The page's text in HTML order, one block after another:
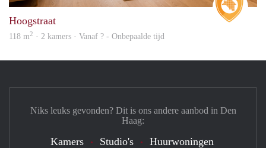
Hoogstraat
118 m2 · 2 kamers · Vanaf ? - Onbepaalde tijd
Niks leuks gevonden? Dit is ons andere aanbod in Den
Haag:
Kamers Studio's Huurwoningen